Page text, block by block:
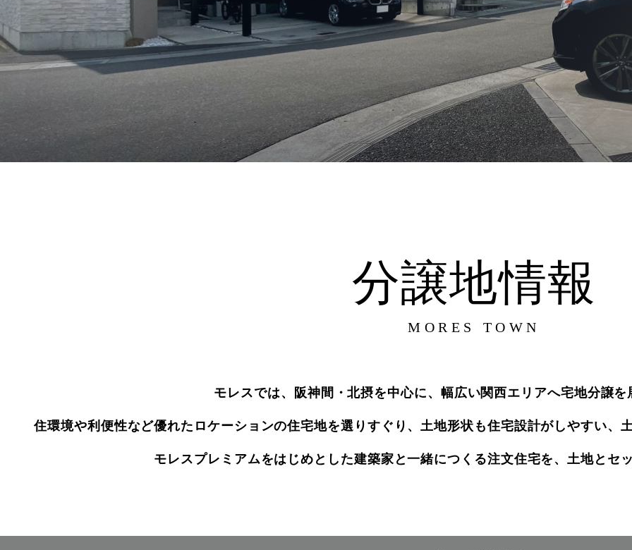
分譲地情報
MORES TOWN
モレスでは、阪神間・北摂を中心に、 幅広い関西エリアへ宅地分譲
住環境や利便性など優れたロケーションの住宅地を選りすぐり、土地形状も住宅設計がしやすい、
モレスプレミアムをはじめとした建築家と一緒につくる注文住宅を、土地とセ